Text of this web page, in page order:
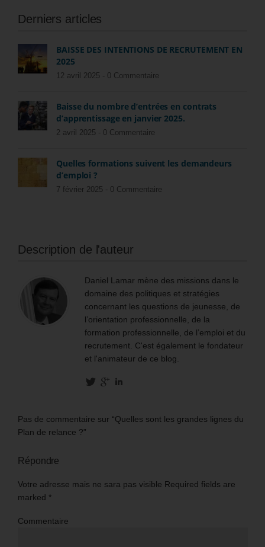
Derniers articles
BAISSE DES INTENTIONS DE RECRUTEMENT EN
2025
12 avril 2025 - 0 Commentaire
Baisse du nombre d’entrées en contrats
d’apprentissage en janvier 2025.
2 avril 2025 - 0 Commentaire
Quelles formations suivent les demandeurs
d’emploi ?
7 février 2025 - 0 Commentaire
Description de l'auteur
Daniel Lamar mène des missions dans le
domaine des politiques et stratégies
concernant les questions de jeunesse, de
l’orientation professionnelle, de la
formation professionnelle, de l’emploi et du
recrutement. C'est également le fondateur
et l'animateur de ce blog.
Pas de commentaire sur “Quelles sont les grandes lignes du
Plan de relance ?”
Répondre
Votre adresse mais ne sara pas visible Required fields are
marked *
Commentaire